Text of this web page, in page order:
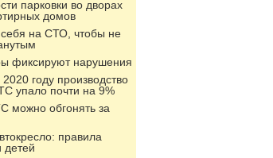
парковки во дворах
домов
себя на СТО, чтобы не
фиксируют нарушения
2020 году производство
упало почти на 9%
можно обгонять за
правила
детей